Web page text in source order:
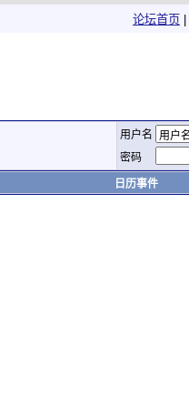
论坛首页
用户名
密码
日历事件